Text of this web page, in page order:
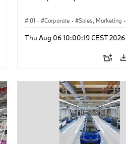
I01 · Corporate · Sales, Marketing ·
Thu Aug 06 10:00:19 CEST 2026